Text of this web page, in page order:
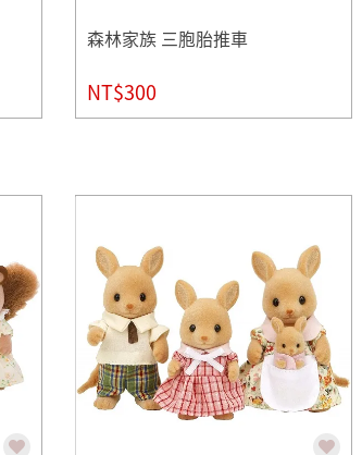
森林家族 三胞胎推車
NT$300